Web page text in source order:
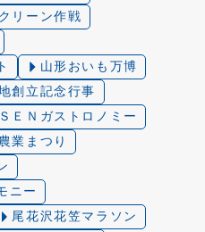
リーン作戦
山形おいも万博
創立記念行事
ＥＮガストロノミー
業まつり
ニー
尾花沢花笠マラソン